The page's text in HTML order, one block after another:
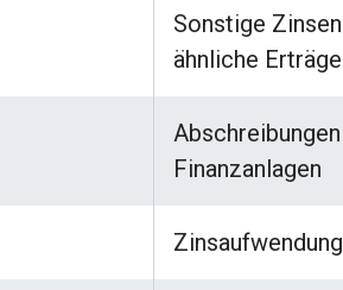
Sonstige
ähnliche Erträge
Finanzanlagen